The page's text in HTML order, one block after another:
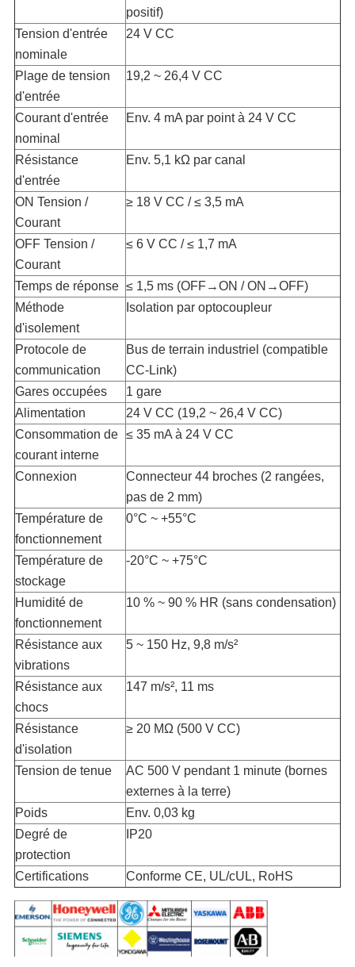
positif)
Tension d'entrée
nominale
24 V CC
Plage de tension
d'entrée
19,2 ~ 26,4 V CC
Courant d'entrée
nominal
Env. 4 mA par point à 24 V CC
Résistance
d'entrée
Env. 5,1 kΩ par canal
ON Tension /
Courant
≥ 18 V CC / ≤ 3,5 mA
OFF Tension /
Courant
≤ 6 V CC / ≤ 1,7 mA
Temps de réponse ≤ 1,5 ms (OFF→ON / ON→OFF)
Méthode
d'isolement
Isolation par optocoupleur
Protocole de
communication
Bus de terrain industriel (compatible
CC-Link)
Gares occupées
1 gare
Alimentation
24 V CC (19,2 ~ 26,4 V CC)
Consommation de
courant interne
≤ 35 mA à 24 V CC
Connexion
Connecteur 44 broches (2 rangées,
pas de 2 mm)
Température de
fonctionnement
0°C ~ +55°C
Température de
stockage
-20°C ~ +75°C
Humidité de
fonctionnement
10 % ~ 90 % HR (sans condensation)
Résistance aux
vibrations
5 ~ 150 Hz, 9,8 m/s²
Résistance aux
chocs
147 m/s², 11 ms
Résistance
d'isolation
≥ 20 MΩ (500 V CC)
Tension de tenue
AC 500 V pendant 1 minute (bornes
externes à la terre)
Poids
Env. 0,03 kg
Degré de
protection
IP20
Certifications Conforme CE, UL/cUL, RoHS